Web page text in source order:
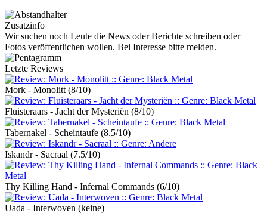
Zusatzinfo
Wir suchen noch Leute die News oder Berichte schreiben oder
Fotos veröffentlichen wollen. Bei Interesse bitte melden.
Letzte Reviews
Mork - Monolitt (8/10)
Fluisteraars - Jacht der Mysteriën (8/10)
Tabernakel - Scheintaufe (8.5/10)
Iskandr - Sacraal (7.5/10)
Thy Killing Hand - Infernal Commands (6/10)
Uada - Interwoven (keine)